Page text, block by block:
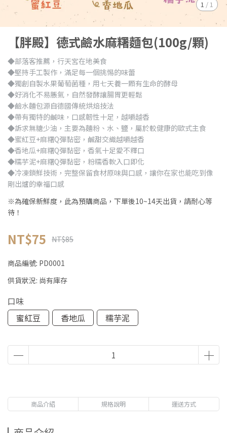
1 / 1
【胖殿】德式鹼水麻糬麵包(100g/顆)
◆部落客推薦，行天宮在地美食
◆堅持手工製作，滿足每一個挑惕的味蕾
◆獨創自製水果葡萄菌種，用七天養一顆有生命的酵母
◆好消化不易脹氣，自然發酵讓腸胃更輕鬆
◆鹼水麵包源自德國傳統烘焙技法
◆帶有獨特的鹹味，口感韌性十足，越嚼越香
◆訴求無糖少油，主要為麵粉、水、鹽，屬於較健康的歐式主食
◆蜜紅豆+麻糬Q彈黏密，鹹甜交織越嚼越香
◆香地瓜+麻糬Q彈黏密，香氣十足愛不釋口
◆糯芋泥+麻糬Q彈黏密，粉糯香軟入口即化
◆冷凍鎖鮮技術，完整保留食材原味與口感，讓你在家也能吃到像
剛出爐的幸福口感
※為確保新鮮度，此為預購商品，下單後10~14天出貨，請耐心等
待！
NT$75 NT$85
商品編號: PD0001
供貨狀況: 尚有庫存
口味
蜜紅豆
香地瓜 糯芋泥
商品介紹 規格說明 運送方式